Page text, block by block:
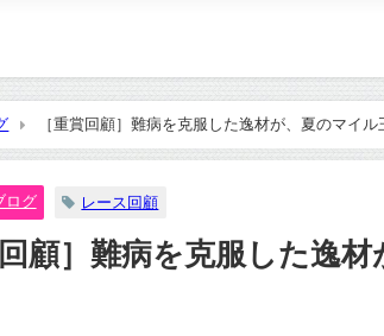
［重賞回顧］難病を克服した逸材が、夏のマイ
ログ レース回顧
回顧］難病を克服した逸